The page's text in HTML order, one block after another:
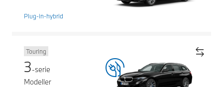
Plug-in-hybrid
Touring
3-serie
Modeller